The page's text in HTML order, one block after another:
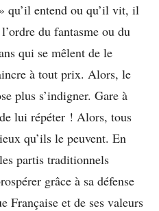
qu’il entend ou qu’il vit, il
du fantasme ou du
qui se mêlent de le
à tout prix. Alors, le
plus s’indigner. Gare à
lui répéter ! Alors, tous
qu’ils le peuvent. En
partis traditionnels
grâce à sa défense
Française et de ses valeurs